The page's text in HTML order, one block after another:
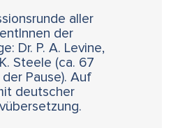
aller
der
Dr. P. A. Levine,
Steele (ca. 67
der Pause). Auf
deutscher